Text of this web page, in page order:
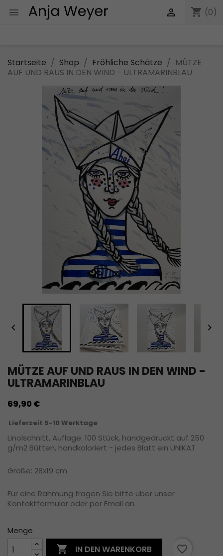
 shopping_cart (0)

Startseite Shop Fröhliche Schätze
MÜTZE
AUF UND RAUS IN DEN WIND - ULTRAMARINBLAU
 
MÜTZE AUF UND RAUS IN DEN WIND -
ULTRAMARINBLAU
69,90 €
Lieferzeit 5-10 Werktage
Linolschnitt, Auflage: 100 Stück, handgedruckt auf 250
g/m2 Bütten, handkoloriert - jedes Blatt ein UNIKAT
Größe: 28x19 cm
Für eine Rahmung fragen Sie bitte über unser
Kontaktformular oder per Email an.
Menge
 IN DEN WARENKORB
favorite_border